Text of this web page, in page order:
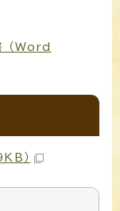
（Word
）